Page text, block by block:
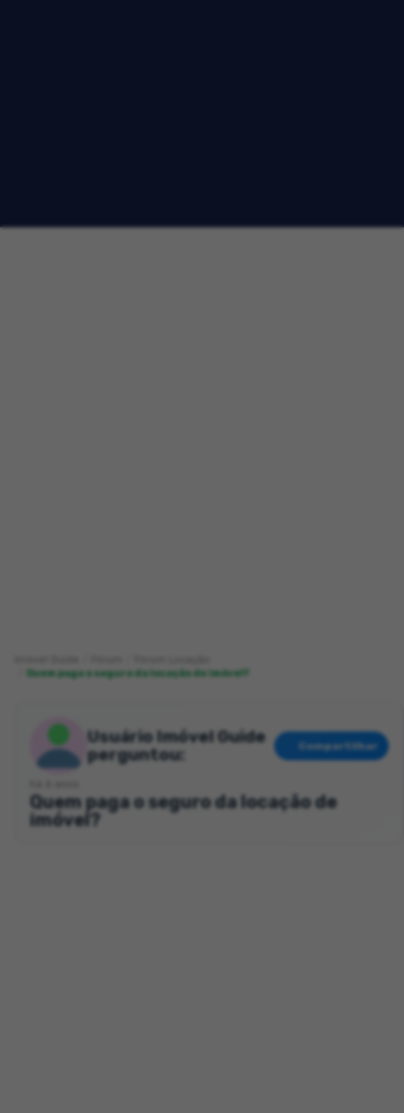
Quem paga o seguro da locação de imóvel?
Usuário Imóvel Guide
perguntou:
Compartilhar
Quem paga o seguro da locação de
imóvel?